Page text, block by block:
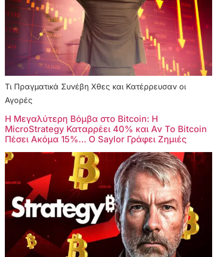
Τι Πραγματικά Συνέβη Χθες και Κατέρρευσαν οι
Αγορές
Η Μεγαλύτερη Βόμβα στο Bitcoin: Η
MicroStrategy Καταρρέει 40% και Αν Το Bitcoin
Πέσει Ακόμα 15%… Ο Saylor Γράφει Ζημιές